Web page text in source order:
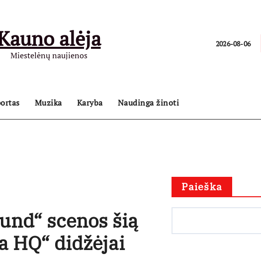
alėja
Miestelėnų naujienos
2026-08-06
Muzika Karyba Naudinga žinoti
scenos šią
HQ“ didžėjai
Paieška